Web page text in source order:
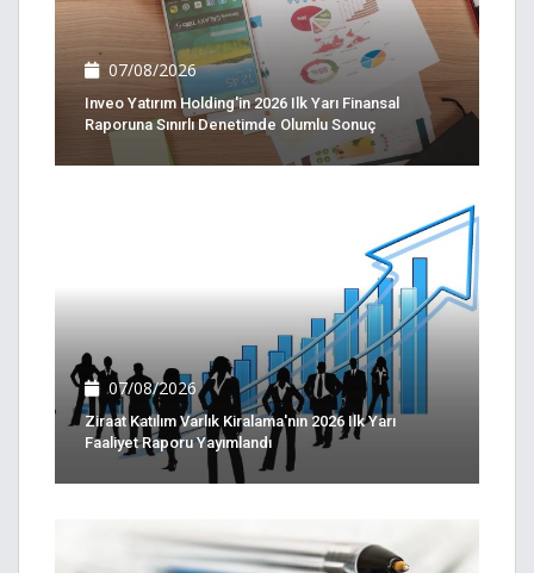
07/08/2026
Inveo Yatırım Holding'in 2026 Ilk Yarı Finansal
Raporuna Sınırlı Denetimde Olumlu Sonuç
07/08/2026
Ziraat Katılım Varlık Kiralama'nın 2026 Ilk Yarı
Faaliyet Raporu Yayımlandı